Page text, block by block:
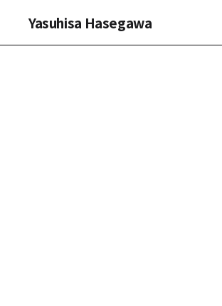
Yasuhisa Hasegawa